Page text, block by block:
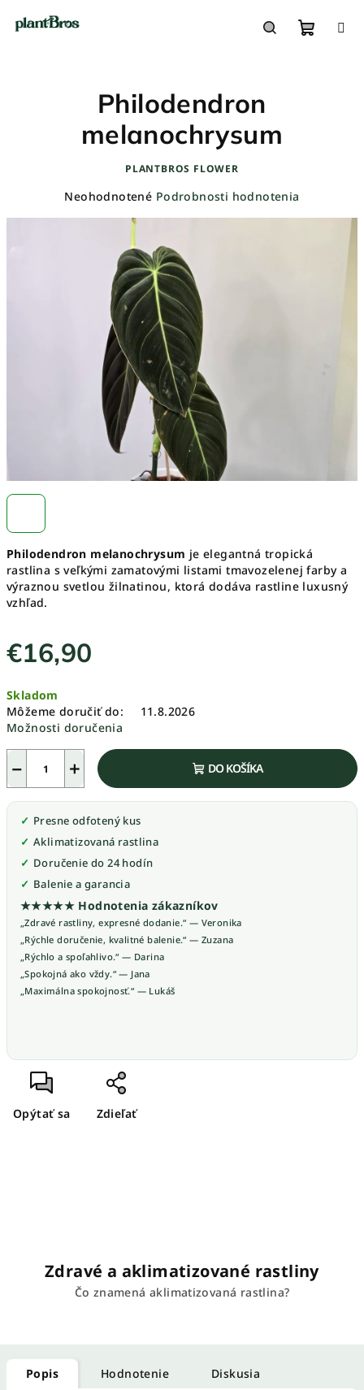
Philodendron melanochrysum je elegantná tropická
rastlina s veľkými zamatovými listami tmavozelenej farby a
výraznou svetlou žilnatinou, ktorá dodáva rastline luxusný
vzhľad.
€16,90
cena:
Skladom
Môžeme doručiť do:
11.8.2026
Možnosti doručenia
+
− DO KOŠÍKA
Presne odfotený kus
Aklimatizovaná rastlina
Doručenie do 24 hodín
Balenie a garancia
★★★★★ Hodnotenia zákazníkov
„Zdravé rastliny, expresné dodanie.“ — Veronika
„Rýchle doručenie, kvalitné balenie.“ — Zuzana
„Rýchlo a spoľahlivo.“ — Darina
„Spokojná ako vždy.“ — Jana
„Maximálna spokojnosť.“ — Lukáš
Opýtať sa Zdieľať
Philodendron
melanochrysum
PLANTBROS FLOWER
Priemerné
hviezdičiek.
Neohodnotené Podrobnosti hodnotenia
Zdravé a aklimatizované rastliny
Čo znamená aklimatizovaná rastlina?
Popis Hodnotenie Diskusia